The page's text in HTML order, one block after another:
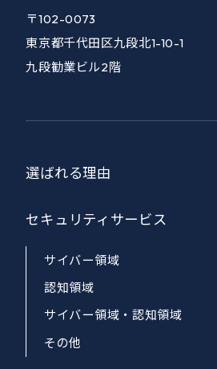
〒102-0073
東京都千代田区九段北1-10-1
九段勧業ビル2階
選ばれる理由
セキュリティサービス
サイバー領域
認知領域
サイバー領域・認知領域
その他